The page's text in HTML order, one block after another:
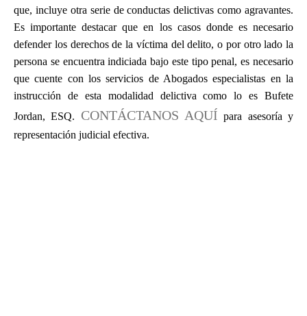
que, incluye otra serie de conductas delictivas como agravantes.
Es importante destacar que en los casos donde es necesario
defender los derechos de la víctima del delito, o por otro lado la
persona se encuentra indiciada bajo este tipo penal, es necesario
que cuente con los servicios de Abogados especialistas en la
instrucción de esta modalidad delictiva como lo es Bufete
Jordan, ESQ. CONTÁCTANOS AQUÍ para asesoría y
representación judicial efectiva.